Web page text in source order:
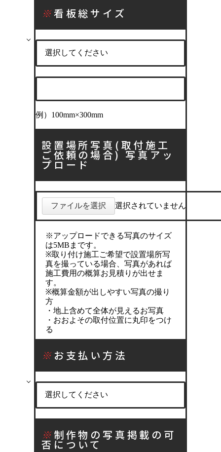
※看板総サイズ
例）100mm×300mm
設置場所写真(取付施工
ご依頼の場合) 写真アッ
プロード
ファイルを選択 選択されていません
※アップロードできる写真のサイズ
は5MBまです。
※取り付け施工ご希望で設置場所写
真を撮っている場合、写真があれば
施工費用の概算お見積りが出せま
す。
※概算金額が出しやすい写真の撮り
方
・地上含めて全体が見えるお写真
・おおよその取付位置に丸印をつけ
る
※ お支払い方法
※制作物の写真掲載の可
否について